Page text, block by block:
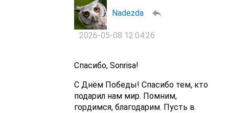
Nadezda
2026-05-08 12:04:26
Спасибо, Sonrisa!
С Днём Победы! Спасибо тем, кто
подарил нам мир. Помним,
гордимся, благодарим. Пусть в